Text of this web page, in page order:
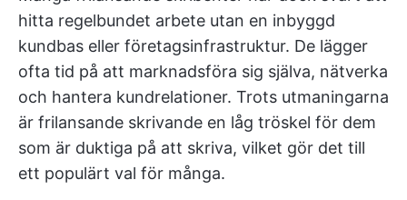
hitta regelbundet arbete utan en inbyggd
kundbas eller företagsinfrastruktur. De lägger
ofta tid på att marknadsföra sig själva, nätverka
och hantera kundrelationer. Trots utmaningarna
är frilansande skrivande en låg tröskel för dem
som är duktiga på att skriva, vilket gör det till
ett populärt val för många.